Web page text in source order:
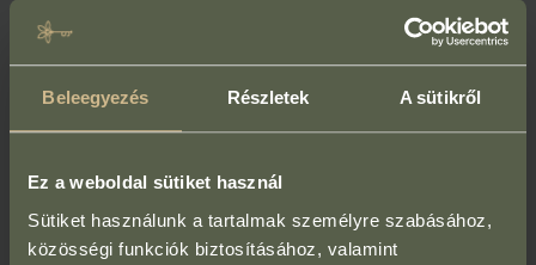
Beleegyezés Részletek A sütikről
Ez a weboldal sütiket használ
Sütiket használunk a tartalmak személyre szabásához,
közösségi funkciók biztosításához, valamint